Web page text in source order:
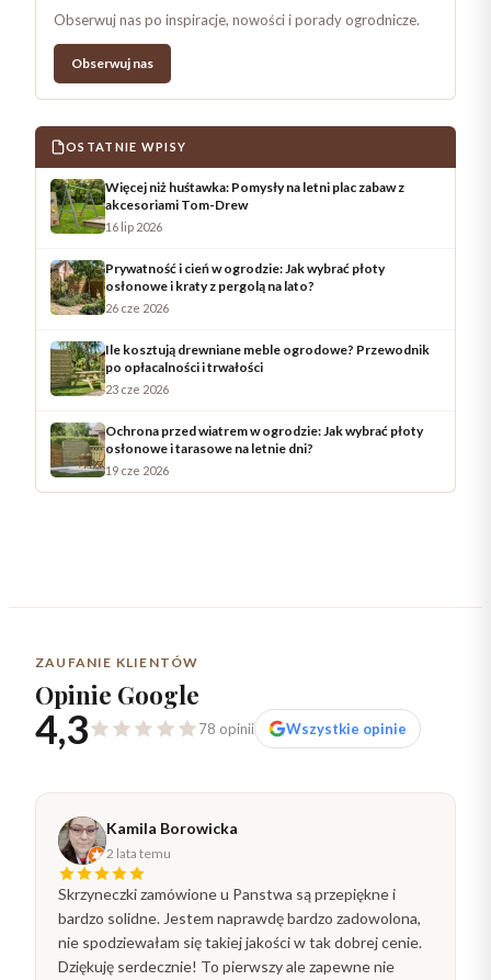
Obserwuj nas po inspiracje, nowości i porady ogrodnicze.
Obserwuj nas
OSTATNIE WPISY
Więcej niż huśtawka: Pomysły na letni plac zabaw z
akcesoriami Tom-Drew
16 lip 2026
Prywatność i cień w ogrodzie: Jak wybrać płoty
osłonowe i kraty z pergolą na lato?
26 cze 2026
Ile kosztują drewniane meble ogrodowe? Przewodnik
po opłacalności i trwałości
23 cze 2026
Ochrona przed wiatrem w ogrodzie: Jak wybrać płoty
osłonowe i tarasowe na letnie dni?
19 cze 2026
ZAUFANIE KLIENTÓW
Opinie Google
4,3 78 opinii Wszystkie opinie
Kamila Borowicka
2 lata temu
Skrzyneczki zamówione u Panstwa są przepiękne i
bardzo solidne. Jestem naprawdę bardzo zadowolona,
nie spodziewałam się takiej jakości w tak dobrej cenie.
Dziękuję serdecznie! To pierwszy ale zapewne nie